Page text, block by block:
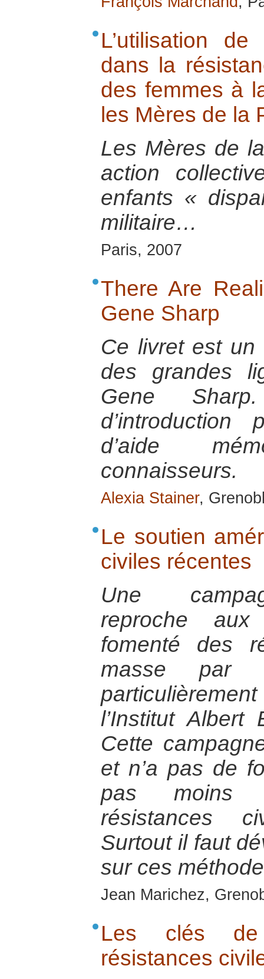
L’utilisation
dans la
des femmes à
les Mères de la
Les Mères de
action
enfants «
militaire…
Paris, 2007
There Are
Gene Sharp
Ce livret est
des grandes
Gene
d’aide
connaisseurs.
Alexia Stainer,
Le soutien
civiles récentes
Une
reproche aux
fomenté des
masse
l’Institut Albert
Cette
et n’a pas de
pas moins
résistances
Surtout il faut
sur ces
Jean Marichez,
Les clés
résistances